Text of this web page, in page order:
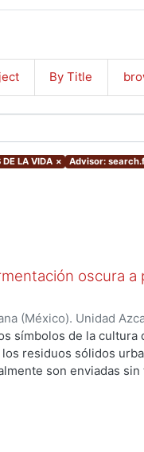
By Title
LA VIDA × Advisor:
oscura a
(México). Unidad
04)SOTELO NAVARRO,
símbolos de la cultura
residuos sólidos
son enviadas